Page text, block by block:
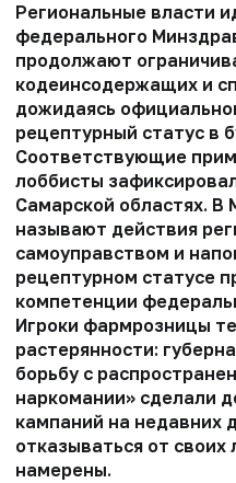
Региональные власти
федерального
продолжают
кодеинсодержащих и
дожидаясь
рецептурный статус в
Соответствующие
лоббисты
Самарской областях. В
называют действия
самоуправством и
рецептурном статусе
компетенции
Игроки фармрозницы
растерянности:
борьбу с
наркомании» сделали
кампаний на недавних
отказываться от своих
намерены.